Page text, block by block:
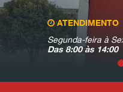
ATENDIMENTO
Segunda-feira à
Das 8:00 às 14:00